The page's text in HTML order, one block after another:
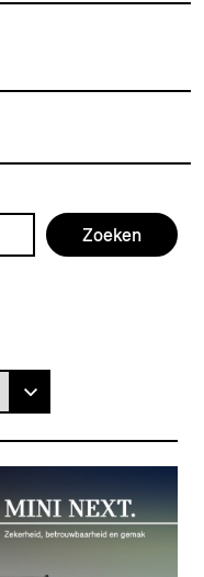
MINI Cooper